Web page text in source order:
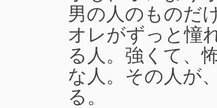
男の人のものだ
オレがずっと憧
る人。強くて、
な人。その人が
る。